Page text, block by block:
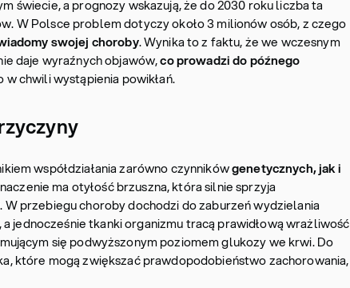
świecie, a prognozy wskazują, że do 2030 roku liczba ta
W Polsce problem dotyczy około 3 milionów osób, z czego
swojej choroby. Wynika to z faktu, że we wczesnym
daje wyraźnych objawów,co prowadzi do późnego
w chwili wystąpienia powikłań.
współdziałania zarówno czynnikówgenetycznych, jak i
ma otyłość brzuszna, która silnie sprzyja
przebiegu choroby dochodzi do zaburzeń wydzielania
jednocześnie tkanki organizmu tracą prawidłową wrażliwość
się podwyższonym poziomem glukozy we krwi. Do
które mogą zwiększać prawdopodobieństwo zachorowania,